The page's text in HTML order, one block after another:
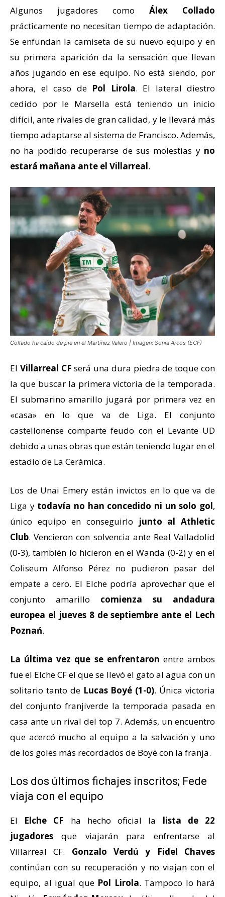
Algunos jugadores como Álex Collado
prácticamente no necesitan tiempo de adaptación.
Se enfundan la camiseta de su nuevo equipo y en
su primera aparición da la sensación que llevan
años jugando en ese equipo. No está siendo, por
ahora, el caso de Pol Lirola. El lateral diestro
cedido por le Marsella está teniendo un inicio
difícil, ante rivales de gran calidad, y le llevará más
tiempo adaptarse al sistema de Francisco. Además,
no ha podido recuperarse de sus molestias y no
estará mañana ante el Villarreal.
Collado ha caído de pie en el Martínez Valero | Imagen: Sonia Arcos (ECF)
El Villarreal CF será una dura piedra de toque con
la que buscar la primera victoria de la temporada.
El submarino amarillo jugará por primera vez en
«casa» en lo que va de Liga. El conjunto
castellonense comparte feudo con el Levante UD
debido a unas obras que están teniendo lugar en el
estadio de La Cerámica.
Los de Unai Emery están invictos en lo que va de
Liga y todavía no han concedido ni un solo gol,
único equipo en conseguirlo
junto al Athletic
Club. Vencieron con solvencia ante Real Valladolid
(0-3), también lo hicieron en el Wanda (0-2) y en el
Coliseum Alfonso Pérez no pudieron pasar del
empate a cero. El Elche podría aprovechar que el
conjunto amarillo comienza su andadura
europea el jueves 8 de septiembre ante el Lech
Poznań.
La última vez que se enfrentaron entre ambos
fue el Elche CF el que se llevó el gato al agua con un
solitario tanto de Lucas Boyé (1-0). Única victoria
del conjunto franjiverde la temporada pasada en
casa ante un rival del top 7. Además, un encuentro
que acercó mucho al equipo a la salvación y uno
de los goles más recordados de Boyé con la franja.
Los dos últimos fichajes inscritos; Fede
viaja con el equipo
El Elche CF ha hecho oficial la lista de 22
jugadores que viajarán para enfrentarse al
Villarreal CF. Gonzalo Verdú y Fidel Chaves
continúan con su recuperación y no viajan con el
equipo, al igual que Pol Lirola. Tampoco lo hará